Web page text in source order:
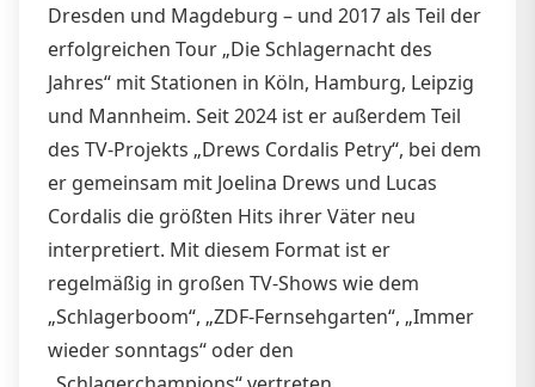
Dresden und Magdeburg – und 2017 als Teil der
erfolgreichen Tour „Die Schlagernacht des
Jahres“ mit Stationen in Köln, Hamburg, Leipzig
und Mannheim. Seit 2024 ist er außerdem Teil
des TV-Projekts „Drews Cordalis Petry“, bei dem
er gemeinsam mit Joelina Drews und Lucas
Cordalis die größten Hits ihrer Väter neu
interpretiert. Mit diesem Format ist er
regelmäßig in großen TV-Shows wie dem
„Schlagerboom“, „ZDF-Fernsehgarten“, „Immer
wieder sonntags“ oder den